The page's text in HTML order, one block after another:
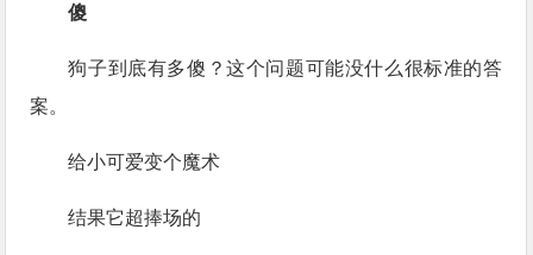
傻
狗子到底有多傻？这个问题可能没什么很标准的答
案。
给小可爱变个魔术
结果它超捧场的